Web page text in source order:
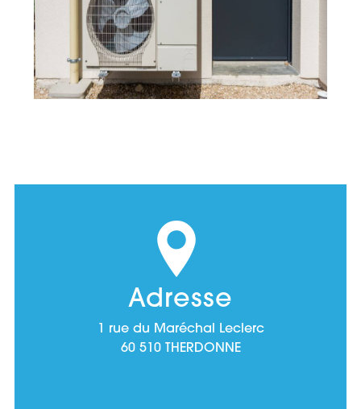
Adresse
1 rue du Maréchal Leclerc
60 510 THERDONNE